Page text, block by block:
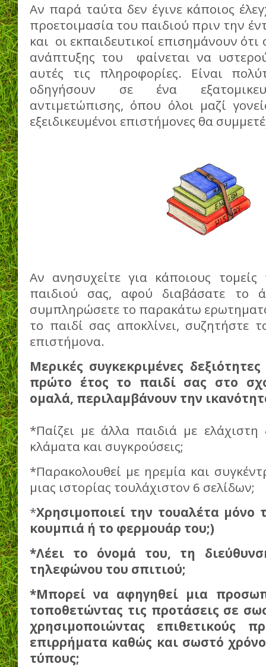
Αν παρά ταύτα δεν έγινε κάποιος
προετοιμασία του παιδιού πριν την
και οι εκπαιδευτικοί επισημάνουν ότι
ανάπτυξης του φαίνεται να
αυτές τις πληροφορίες. Είναι
οδηγήσουν σε ένα
αντιμετώπισης, όπου όλοι μαζί
εξειδικευμένοι επιστήμονες θα
Αν ανησυχείτε για κάποιους
παιδιού σας, αφού διαβάσατε το
συμπληρώσετε το παρακάτω
το παιδί σας αποκλίνει, συζητήστε
επιστήμονα.
Μερικές συγκεκριμένες
πρώτο έτος το παιδί σας στο
ομαλά, περιλαμβάνουν την
*Παίζει με άλλα παιδιά με ελάχιστη
κλάματα και συγκρούσεις;
*Παρακολουθεί με ηρεμία και
μιας ιστορίας τουλάχιστον 6 σελίδων;
*Χρησιμοποιεί την τουαλέτα μόνο
κουμπιά ή το φερμουάρ του;)
*Λέει το όνομά του, τη
τηλεφώνου του σπιτιού;
*Μπορεί να αφηγηθεί μια
τοποθετώντας τις προτάσεις σε
χρησιμοποιώντας επιθετικούς
επιρρήματα καθώς και σωστό
τύπους;